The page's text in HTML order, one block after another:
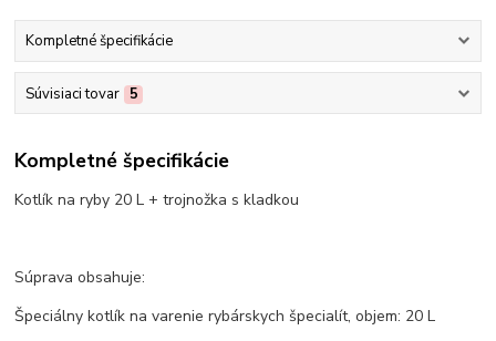
Kompletné špecifikácie
Súvisiaci tovar 5
Kompletné špecifikácie
Kotlík na ryby 20 L + trojnožka s kladkou
Súprava obsahuje:
Špeciálny kotlík na varenie rybárskych špecialít, objem: 20 L